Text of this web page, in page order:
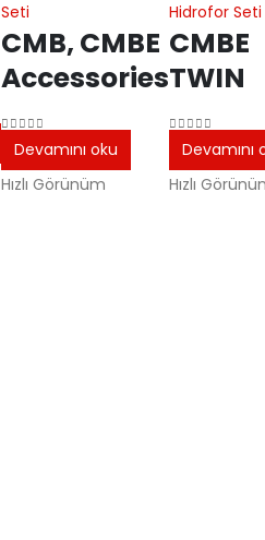
Seti
CMB, CMBE
Accessories
5 üzerinden
Devamını oku
Hızlı Görünüm
Hidrofor Seti
CMBE
TWIN
5 üzerinden
Devamını
Hızlı